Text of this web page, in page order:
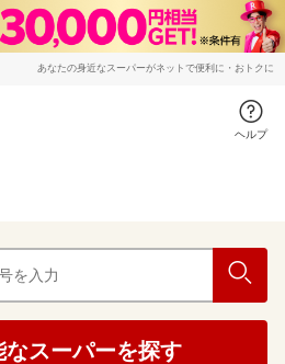
あなたの身近なスーパーがネットで便利に・おトクに
ヘルプ
なスーパーを探す